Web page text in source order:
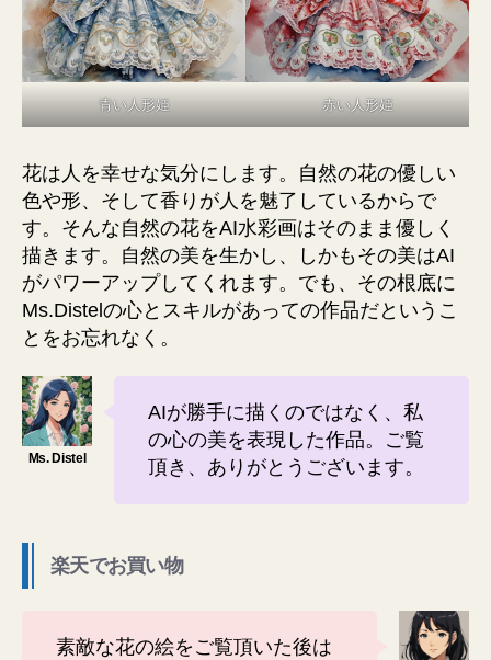
青い人形姫 赤い人形姫
花は人を幸せな気分にします。自然の花の優しい
色や形、そして香りが人を魅了しているからで
す。そんな自然の花をAI水彩画はそのまま優しく
描きます。自然の美を生かし、しかもその美はAI
がパワーアップしてくれます。でも、その根底に
Ms.Distelの心とスキルがあっての作品だというこ
とをお忘れなく。
AIが勝手に描くのではなく、私
の心の美を表現した作品。ご覧
頂き、ありがとうございます。
楽天でお買い物
素敵な花の絵をご覧頂いた後は